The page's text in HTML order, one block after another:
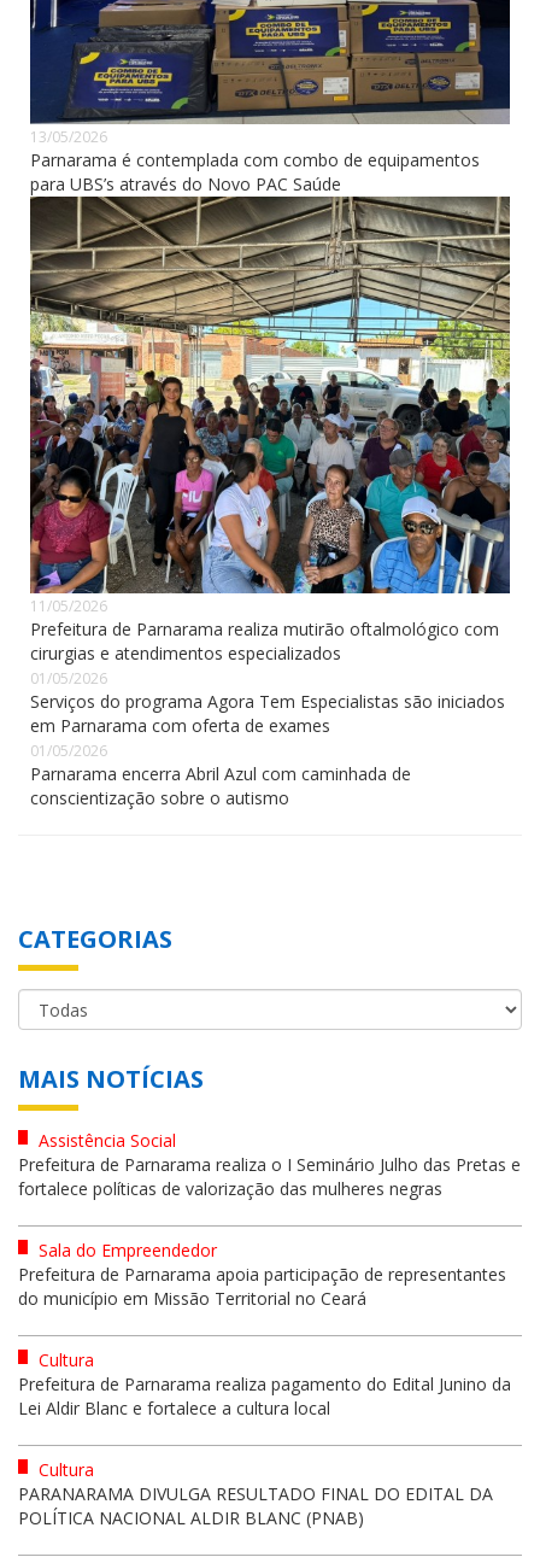
13/05/2026
Parnarama é contemplada com combo de equipamentos
para UBS’s através do Novo PAC Saúde
11/05/2026
Prefeitura de Parnarama realiza mutirão oftalmológico com
cirurgias e atendimentos especializados
01/05/2026
Serviços do programa Agora Tem Especialistas são iniciados
em Parnarama com oferta de exames
01/05/2026
Parnarama encerra Abril Azul com caminhada de
conscientização sobre o autismo
CATEGORIAS
MAIS NOTÍCIAS
Assistência Social
Prefeitura de Parnarama realiza o I Seminário Julho das Pretas e
fortalece políticas de valorização das mulheres negras
Sala do Empreendedor
Prefeitura de Parnarama apoia participação de representantes
do município em Missão Territorial no Ceará
Cultura
Prefeitura de Parnarama realiza pagamento do Edital Junino da
Lei Aldir Blanc e fortalece a cultura local
Cultura
PARANARAMA DIVULGA RESULTADO FINAL DO EDITAL DA
POLÍTICA NACIONAL ALDIR BLANC (PNAB)